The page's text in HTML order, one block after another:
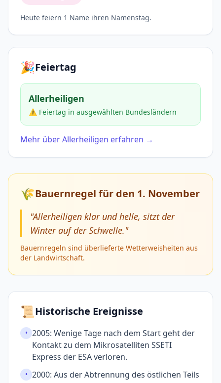
Heute feiern 1 Name ihren Namenstag.
🎉Feiertag
Allerheiligen
⚠️ Feiertag in ausgewählten Bundesländern
Mehr über Allerheiligen erfahren →
🌾Bauernregel für den 1. November
"Allerheiligen klar und helle, sitzt der
Winter auf der Schwelle."
Bauernregeln sind überlieferte Wetterweisheiten aus
der Landwirtschaft.
📜Historische Ereignisse
• 2005: Wenige Tage nach dem Start geht der
Kontakt zu dem Mikro­satelliten SSETI
Express der ESA verloren.
• 2000: Aus der Abtrennung des östlichen Teils